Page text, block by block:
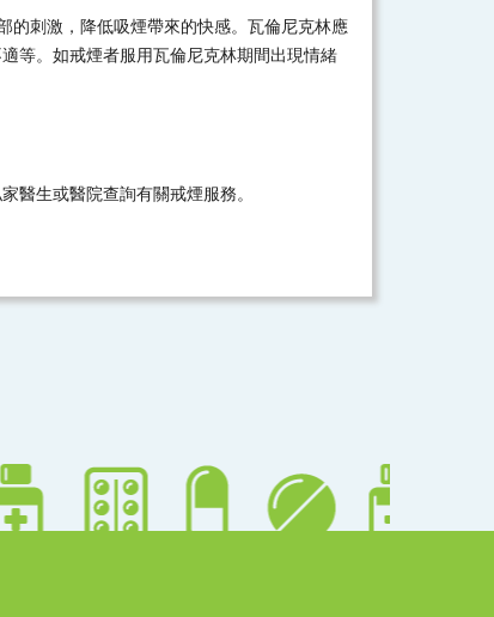
的刺激，降低吸煙帶來的快感。瓦倫尼克林應
等。如戒煙者服用瓦倫尼克林期間出現情緒
醫生或醫院查詢有關戒煙服務。